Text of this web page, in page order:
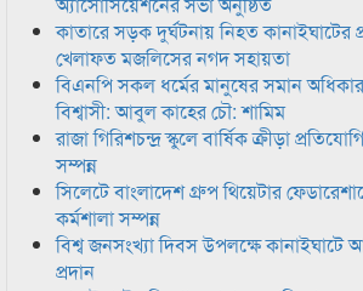
কাতারে সড়ক দুর্ঘটনায় নিহত কানাইঘাটের
খেলাফত মজলিসের নগদ সহায়তা
বিএনপি সকল ধর্মের মানুষের সমান
বিশ্বাসী: আবুল কাহের চৌ: শামিম
রাজা গিরিশচন্দ্র স্কুলে বার্ষিক ক্রীড়া
সম্পন্ন
সিলেটে বাংলাদেশ গ্রুপ থিয়েটার
কর্মশালা সম্পন্ন
বিশ্ব জনসংখ্যা দিবস উপলক্ষে
প্রদান